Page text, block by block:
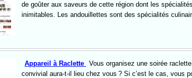
de goûter aux saveurs de cette région dont les
inimitables. Les andouillettes sont des spécialités
Appareil à Raclette
Vous organisez une soirée
convivial aura-t-il lieu chez vous ? Si c’est le cas, vous